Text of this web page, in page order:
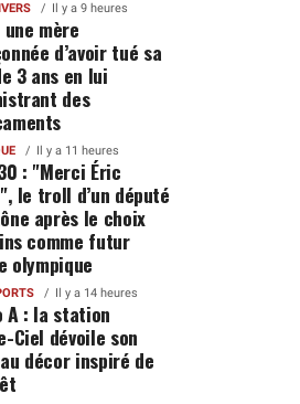
Il y a 9 heures
une mère
d’avoir tué sa
3 ans en lui
des
Il y a 11 heures
: "Merci Éric
le troll d’un député
après le choix
comme futur
olympique
Il y a 14 heures
A : la station
Ciel dévoile son
décor inspiré de